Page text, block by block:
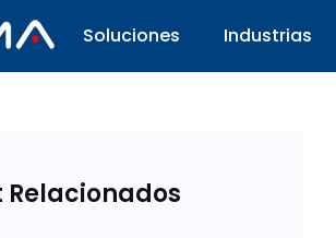
Soluciones Industrias
Relacionados